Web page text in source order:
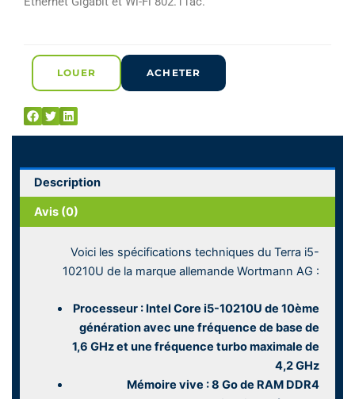
LOUER ACHETER
Description
Avis (0)
Voici les spécifications techniques du Terra i5-
10210U de la marque allemande Wortmann AG :
Processeur : Intel Core i5-10210U de 10ème
génération avec une fréquence de base de
1,6 GHz et une fréquence turbo maximale de
4,2 GHz
Mémoire vive : 8 Go de RAM DDR4